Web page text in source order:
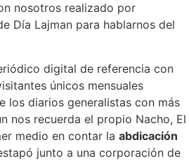
nosotros realizado por
Día Lajman para hablarnos del
digital de referencia con
únicos mensuales
los diarios generalistas con más
nos recuerda el propio Nacho, El
medio en contar la abdicación
junto a una corporación de